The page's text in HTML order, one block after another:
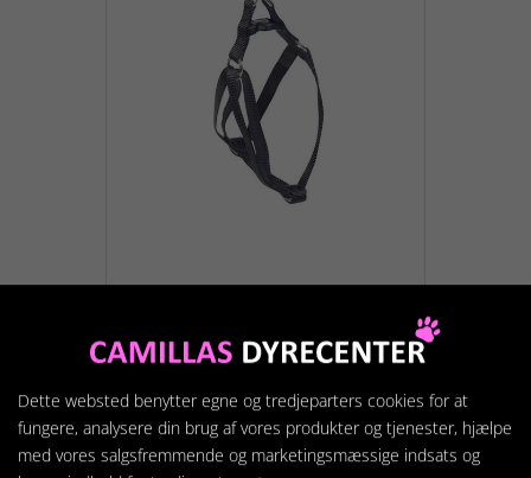
40cm
79,95 kr.
Dette websted benytter egne og tredjeparters cookies for at
fungere, analysere din brug af vores produkter og tjenester, hjælpe
med vores salgsfremmende og marketingsmæssige indsats og